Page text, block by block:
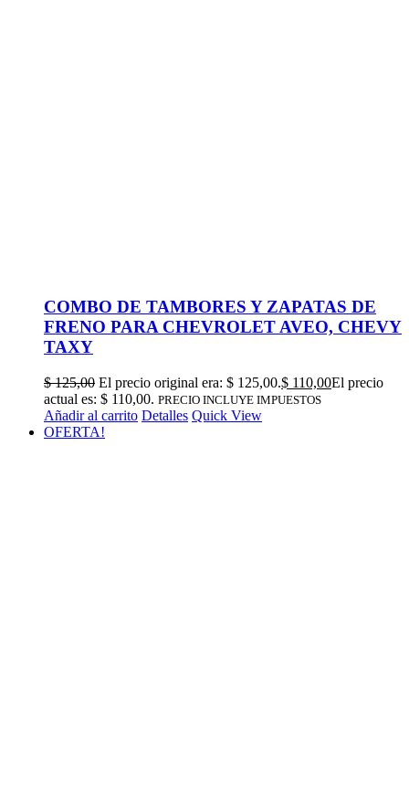
COMBO DE TAMBORES Y ZAPATAS DE
FRENO PARA CHEVROLET AVEO, CHEVY
TAXY
$125,00 El precio original era: $ 125,00.$ 110,00El precio
actual es: $ 110,00. PRECIO INCLUYE IMPUESTOS
Añadir al carrito Detalles Quick View
OFERTA!